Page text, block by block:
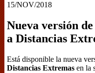
15/NOV/2018
Nueva versión
a Distancias
Está disponible la nueva
Distancias Extremas en la